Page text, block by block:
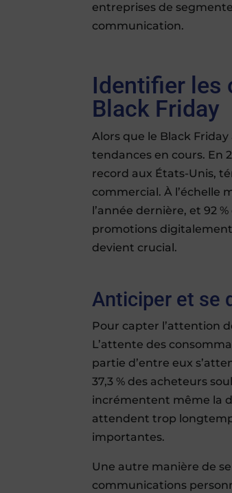
entreprises de
communication.
Identifier les
Black Friday
Alors que le Black
tendances en cours. En
record aux États-Unis,
commercial. À l’échelle
l’année dernière, et 92
promotions
devient crucial.
Anticiper et se
Pour capter l’attention
L’attente des
partie d’entre eux
37,3 % des acheteurs
incrémentent même la
attendent trop
importantes.
Une autre manière de
communications